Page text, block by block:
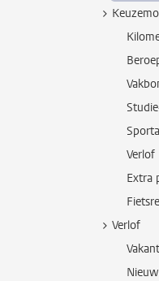
Verlof
Extra
Verlof